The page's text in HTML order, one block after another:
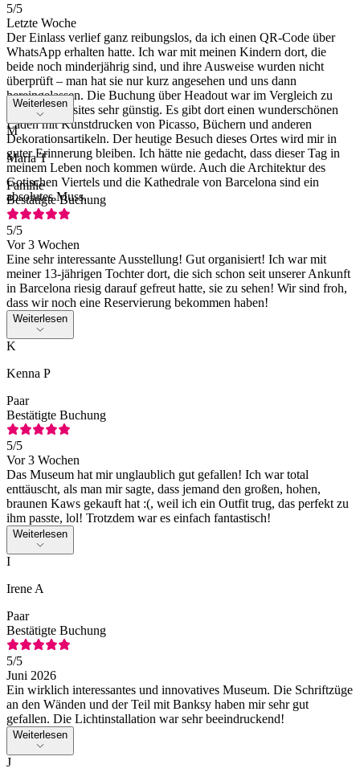
5/5
Letzte Woche
Der Einlass verlief ganz reibungslos, da ich einen QR-Code über
WhatsApp erhalten hatte. Ich war mit meinen Kindern dort, die
beide noch minderjährig sind, und ihre Ausweise wurden nicht
überprüft – man hat sie nur kurz angesehen und uns dann
hereingelassen. Die Buchung über Headout war im Vergleich zu
anderen Websites sehr günstig. Es gibt dort einen wunderschönen
Laden mit Kunstdrucken von Picasso, Büchern und anderen
Dekorationsartikeln. Der heutige Besuch dieses Ortes wird mir in
guter Erinnerung bleiben. Ich hätte nie gedacht, dass dieser Tag in
meinem Leben noch kommen würde. Auch die Architektur des
Gotischen Viertels und die Kathedrale von Barcelona sind ein
absolutes Muss.
Weiterlesen
M
Maria T
Familie
Bestätigte Buchung
5/5
Vor 3 Wochen
Eine sehr interessante Ausstellung! Gut organisiert! Ich war mit
meiner 13-jährigen Tochter dort, die sich schon seit unserer Ankunft
in Barcelona riesig darauf gefreut hatte, sie zu sehen! Wir sind froh,
dass wir noch eine Reservierung bekommen haben!
Weiterlesen
K
Kenna P
Paar
Bestätigte Buchung
5/5
Vor 3 Wochen
Das Museum hat mir unglaublich gut gefallen! Ich war total
enttäuscht, als man mir sagte, dass jemand den großen, hohen,
braunen Kaws gekauft hat :(, weil ich ein Outfit trug, das perfekt zu
ihm passte, lol! Trotzdem war es einfach fantastisch!
Weiterlesen
I
Irene A
Paar
Bestätigte Buchung
5/5
Juni 2026
Ein wirklich interessantes und innovatives Museum. Die Schriftzüge
an den Wänden und der Teil mit Banksy haben mir sehr gut
gefallen. Die Lichtinstallation war sehr beeindruckend!
Weiterlesen
J